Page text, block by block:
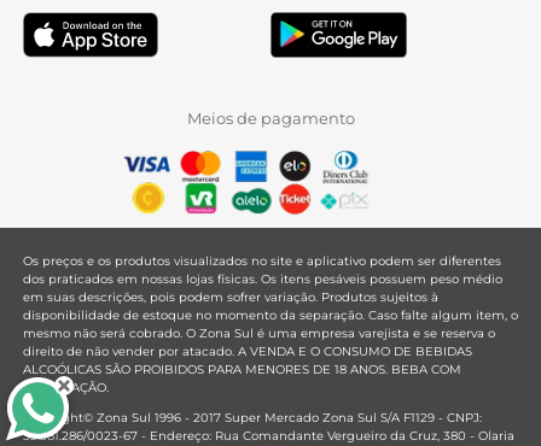
Meios de pagamento
Os preços e os produtos visualizados no site e aplicativo podem ser diferentes
dos praticados em nossas lojas físicas. Os itens pesáveis possuem peso médio
em suas descrições, pois podem sofrer variação. Produtos sujeitos à
disponibilidade de estoque no momento da separação. Caso falte algum item, o
mesmo não será cobrado. O Zona Sul é uma empresa varejista e se reserva o
direito de não vender por atacado. A VENDA E O CONSUMO DE BEBIDAS
ALCOÓLICAS SÃO PROIBIDOS PARA MENORES DE 18 ANOS. BEBA COM
MODERAÇÃO.
Copyright© Zona Sul 1996 - 2017 Super Mercado Zona Sul S/A F1129 - CNPJ:
33.381.286/0023-67 - Endereço: Rua Comandante Vergueiro da Cruz, 380 - Olaria